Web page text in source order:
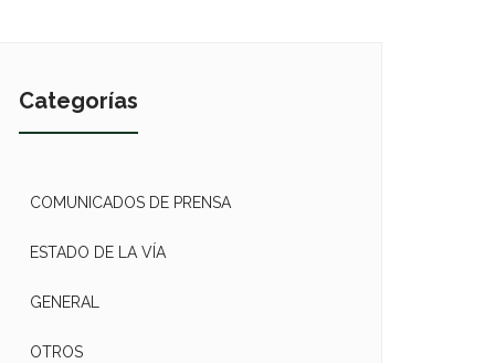
Categorías
COMUNICADOS DE PRENSA
ESTADO DE LA VÍA
GENERAL
OTROS